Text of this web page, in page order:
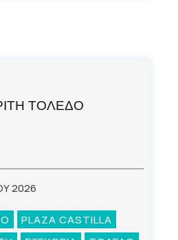
ΤΟΛΕΔΟ
2026
PLAZA CASTILLA